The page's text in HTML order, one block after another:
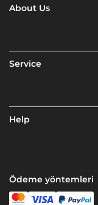
About Us
Service
Help
Ödeme yöntemleri